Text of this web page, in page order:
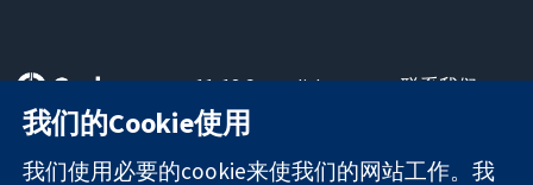
可信任的证据
知情决定
11-13 Cavendish
Square
London
W1G 0AN
联系我们
关于我们
我们的Cookie使用
我们使用必要的cookie来使我们的网站工作。我